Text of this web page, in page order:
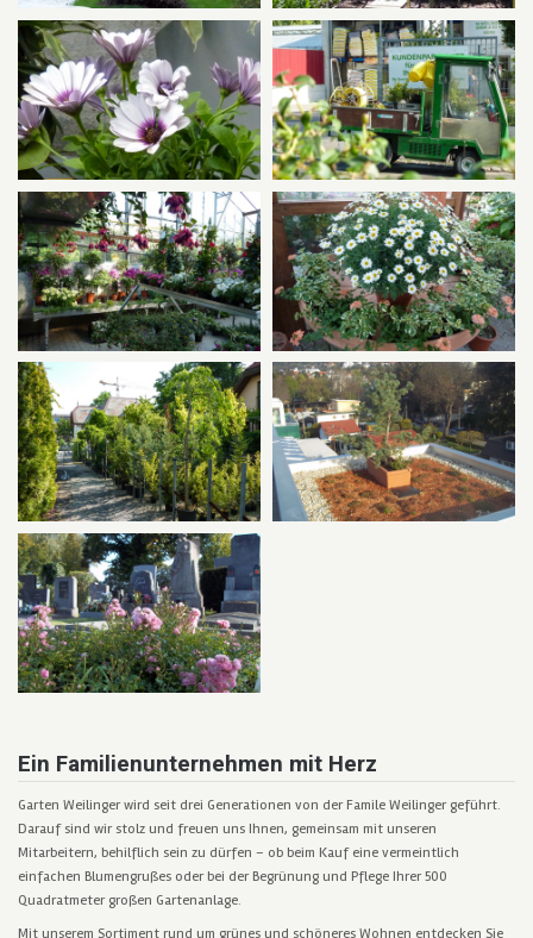
Ein Familienunternehmen mit Herz
Garten Weilinger wird seit drei Generationen von der Famile Weilinger geführt.
Darauf sind wir stolz und freuen uns Ihnen, gemeinsam mit unseren
Mitarbeitern, behilflich sein zu dürfen – ob beim Kauf eine vermeintlich
einfachen Blumengrußes oder bei der Begrünung und Pflege Ihrer 500
Quadratmeter großen Gartenanlage.
Mit unserem Sortiment rund um grünes und schöneres Wohnen entdecken Sie